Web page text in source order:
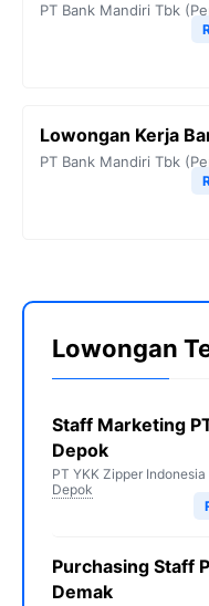
PT Bank Mandiri Tbk
Lowongan Kerja
PT Bank Mandiri Tbk
Lowongan
Staff Marketing
Depok
PT YKK Zipper Indonesia
Depok
Purchasing Staff
Demak